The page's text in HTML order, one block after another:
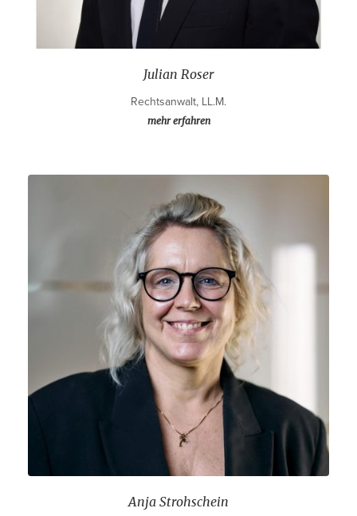
Julian Roser
Rechtsanwalt, LL.M.
mehr erfahren
Anja Strohschein